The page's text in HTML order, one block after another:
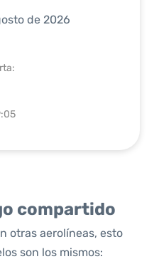
de 2026
compartido
otras aerolíneas, esto
son los mismos: